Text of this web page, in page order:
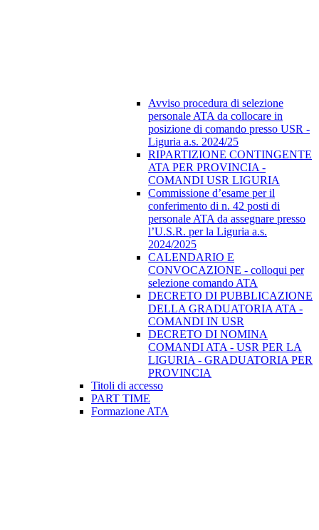
Avviso procedura di selezione
personale ATA da collocare in
posizione di comando presso USR -
Liguria a.s. 2024/25
RIPARTIZIONE CONTINGENTE
ATA PER PROVINCIA -
COMANDI USR LIGURIA
Commissione d’esame per il
conferimento di n. 42 posti di
personale ATA da assegnare presso
l’U.S.R. per la Liguria a.s.
2024/2025
CALENDARIO E
CONVOCAZIONE - colloqui per
selezione comando ATA
DECRETO DI PUBBLICAZIONE
DELLA GRADUATORIA ATA -
COMANDI IN USR
DECRETO DI NOMINA
COMANDI ATA - USR PER LA
LIGURIA - GRADUATORIA PER
PROVINCIA
Titoli di accesso
PART TIME
Formazione ATA